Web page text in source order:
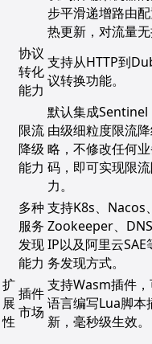
步平滑递增路由
热更新，对流量无
协议
转化
能力
支持从HTTP到
议转换功能。
限流
降级
能力
默认集成Sentinel
由级细粒度限流
略，不修改任何
码，即可实现限
力。
多种
服务
发现
能力
支持K8s、Nacos、
Zookeeper、
IP以及阿里云SAE
务发现方式。
扩
展
性
插件
市场
支持Wasm插件
语言编写Lua脚本
新，毫秒级生效。